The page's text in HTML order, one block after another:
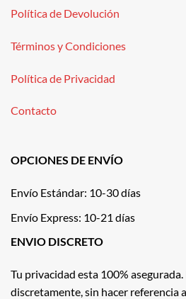
Política de Devolución
Términos y Condiciones
Política de Privacidad
Contacto
OPCIONES DE ENVÍO
Envío Estándar: 10-30 días
Envío Express: 10-21 días
ENVIO DISCRETO
Tu privacidad esta 100%
discretamente, sin hacer referencia